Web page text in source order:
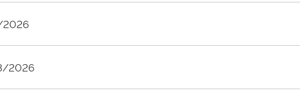
2026
2026